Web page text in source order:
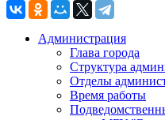
Администрация
Глава города
Структура
Отделы
Время работы